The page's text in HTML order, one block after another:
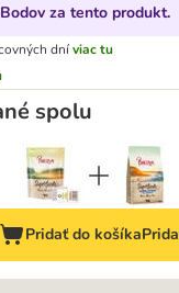
za tento produkt.
dníviac tu
spolu
Pridať do košíka